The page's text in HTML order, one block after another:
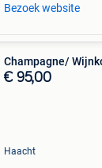
Bezoek website
Champagne/
€ 95,00
Haacht